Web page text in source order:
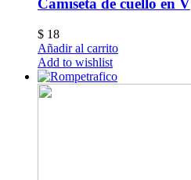
Camiseta de cuello en V
$ 18
Añadir al carrito
Add to wishlist